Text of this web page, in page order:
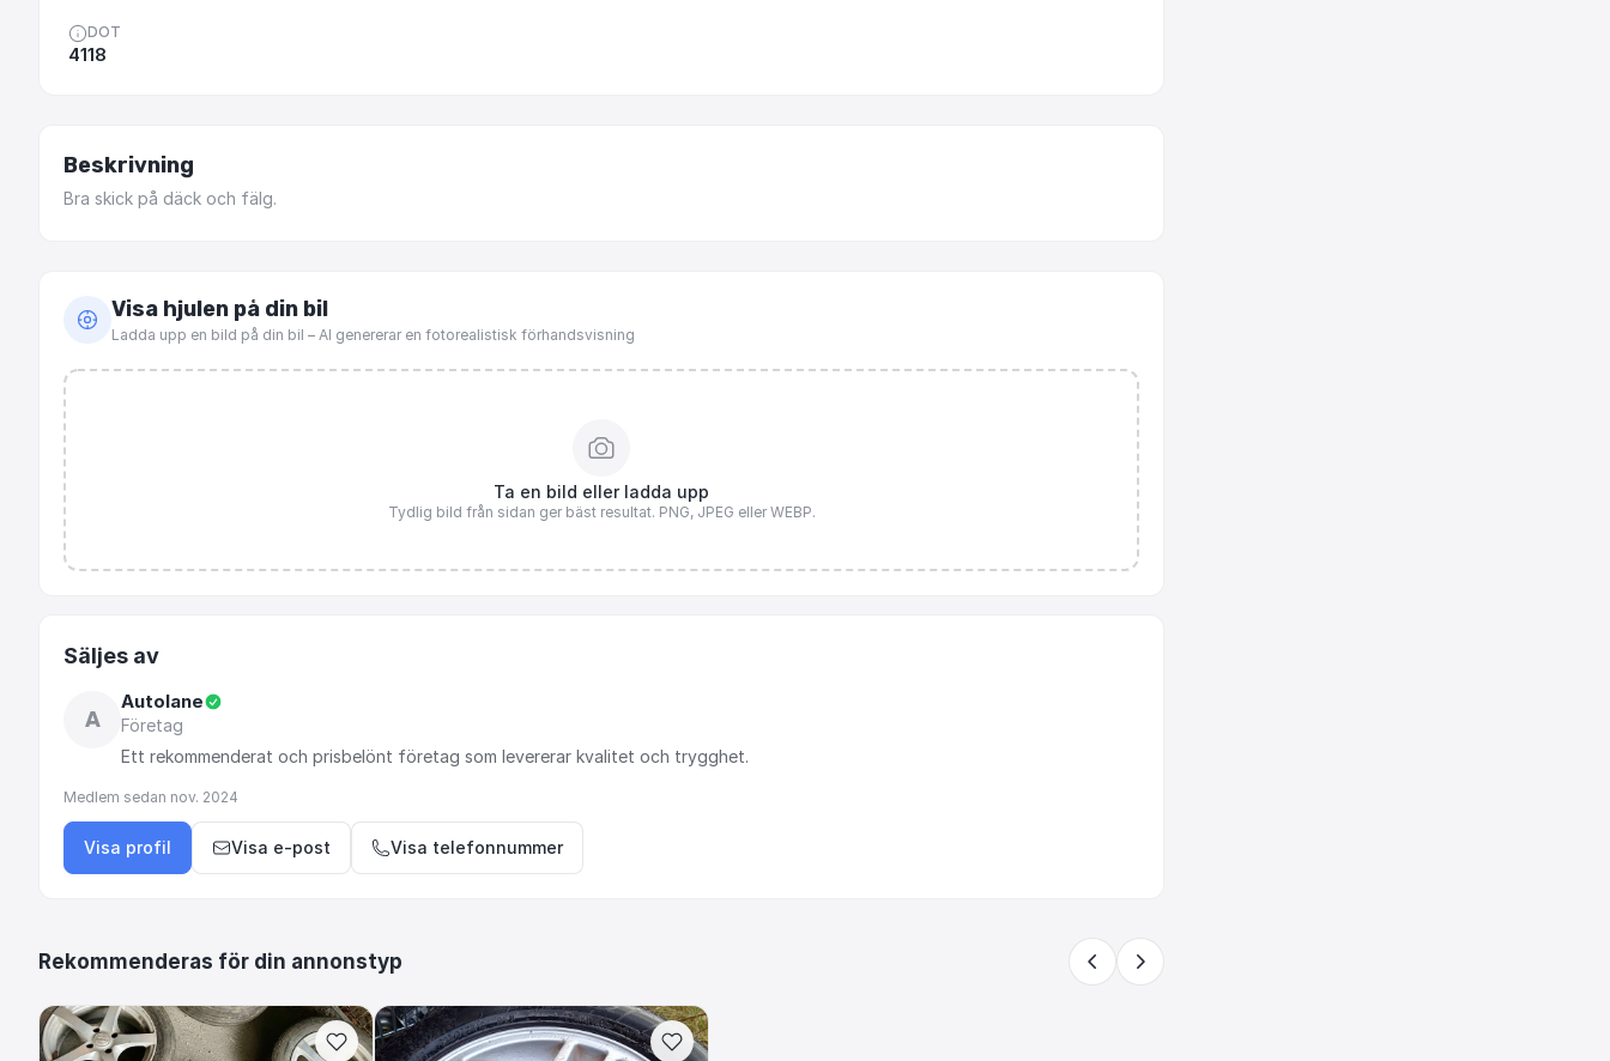
DOT
4118
Beskrivning
Bra skick på däck och fälg.
Visa hjulen på din bil
Ladda upp en bild på din bil – AI genererar en fotorealistisk förhandsvisning
Ta en bild eller ladda upp
Tydlig bild från sidan ger bäst resultat. PNG, JPEG eller WEBP.
Säljes av
A
Autolane
Företag
Ett rekommenderat och prisbelönt företag som levererar kvalitet och trygghet.
Medlem sedan nov. 2024
Visa profil Visa e-post Visa telefonnummer
Rekommenderas för din annonstyp